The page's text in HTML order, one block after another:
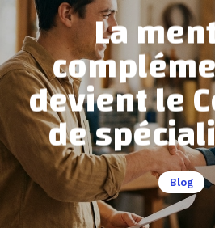
La
devient le
de
Blog